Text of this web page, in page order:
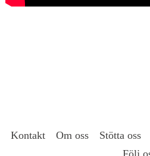
Kontakt Om oss
Stötta oss